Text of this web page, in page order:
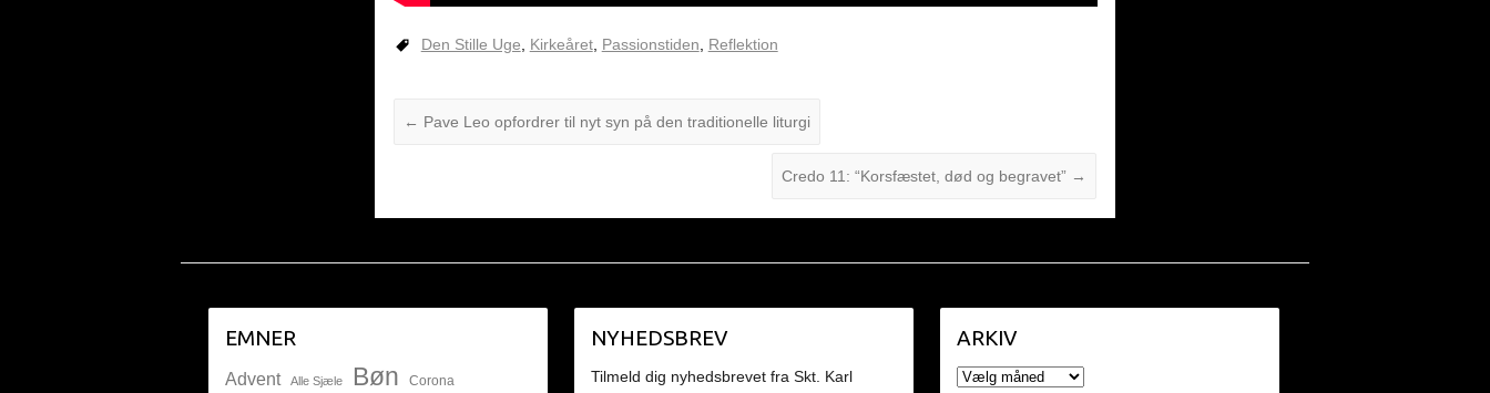
Den Stille Uge, Kirkeåret, Passionstiden, Reflektion
← Pave Leo opfordrer til nyt syn på den traditionelle liturgi
Credo 11: “Korsfæstet, død og begravet” →
EMNER
Advent Alle Sjæle Bøn Corona
NYHEDSBREV
Tilmeld dig nyhedsbrevet fra Skt. Karl
ARKIV
ARKIV